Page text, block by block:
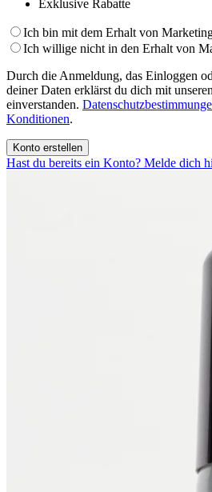
Exklusive Rabatte
Ich bin mit dem Erhalt von
Ich willige nicht in den Erhalt von
Durch die Anmeldung, das Einloggen
deiner Daten erklärst du dich mit
einverstanden.
Konditionen.
Konto erstellen
Hast du bereits ein Konto? Melde dich